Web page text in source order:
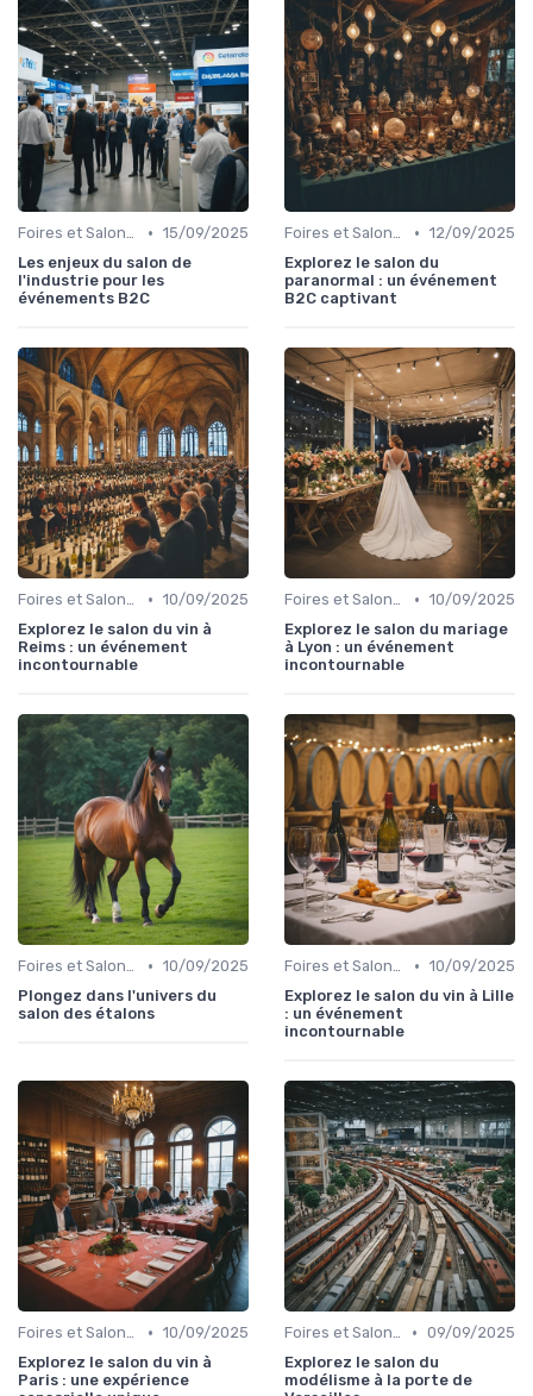
Foires et Salons Grand Public • 15/09/2025
Les enjeux du salon de
l'industrie pour les
événements B2C
Foires et Salons Grand Public • 12/09/2025
Explorez le salon du
paranormal : un événement
B2C captivant
Foires et Salons Grand Public • 10/09/2025
Explorez le salon du vin à
Reims : un événement
incontournable
Foires et Salons Grand Public • 10/09/2025
Explorez le salon du mariage
à Lyon : un événement
incontournable
Foires et Salons Grand Public • 10/09/2025
Plongez dans l'univers du
salon des étalons
Foires et Salons Grand Public • 10/09/2025
Explorez le salon du vin à Lille
: un événement
incontournable
Foires et Salons Grand Public • 10/09/2025
Explorez le salon du vin à
Paris : une expérience
Foires et Salons Grand Public • 09/09/2025
Explorez le salon du
modélisme à la porte de